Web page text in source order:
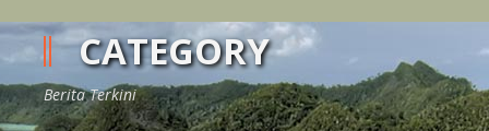
CATEGORY
Berita Terkini